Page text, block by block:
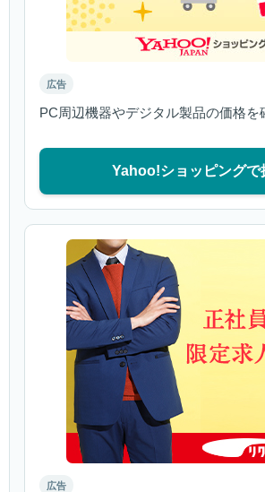
広告
PC周辺機器やデジタル製品の価格を
Yahoo!ショッピングで
広告